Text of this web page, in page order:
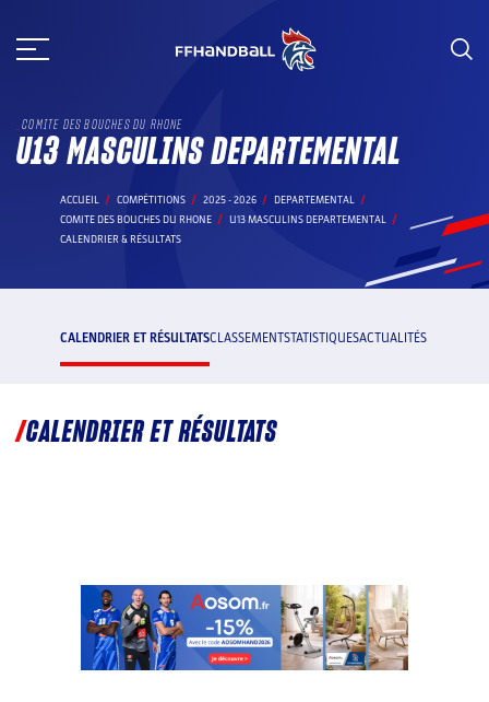
au
COMITE DES BOUCHES DU RHONE
U13 MASCULINS DEPARTEMENTAL
ACCUEIL COMPÉTITIONS 2025 - 2026
DEPARTEMENTAL
COMITE DES BOUCHES DU RHONE
U13 MASCULINS DEPARTEMENTAL
CALENDRIER & RÉSULTATS
CALENDRIER ET RÉSULTATSCLASSEMENTSTATISTIQUESACTUALITÉS
CALENDRIER ET RÉSULTATS